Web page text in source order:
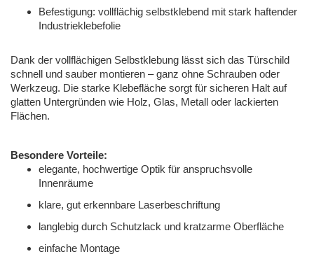
Befestigung: vollflächig selbstklebend mit stark haftender
Industrieklebefolie
Dank der vollflächigen Selbstklebung lässt sich das Türschild
schnell und sauber montieren – ganz ohne Schrauben oder
Werkzeug. Die starke Klebefläche sorgt für sicheren Halt auf
glatten Untergründen wie Holz, Glas, Metall oder lackierten
Flächen.
Besondere Vorteile:
elegante, hochwertige Optik für anspruchsvolle
Innenräume
klare, gut erkennbare Laserbeschriftung
langlebig durch Schutzlack und kratzarme Oberfläche
einfache Montage